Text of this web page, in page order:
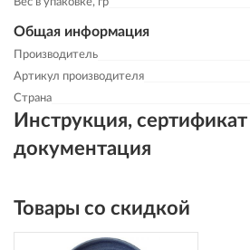
Общая информация
Производитель
Артикул производителя
Страна
Инструкция, сертификат
документация
Товары со скидкой